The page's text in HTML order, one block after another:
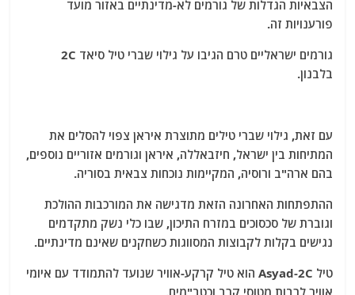
הצבאיות הגדלות של גורמים לא-מדינתיים באזור מועד
פורענויות זה.
גורמים ישראליים טרם הגיבו על גילוי שברי טיל סיאד 2C
בלבנון.
עם זאת, גילוי שברי טילים מתוצרת איראן צפוי להסלים את
המתיחות בין ישראל, חיזבאללה, איראן וגורמים אזוריים נוספים,
בהם ארה"ב ורוסיה, המקיימות נוכחות צבאית בסוריה.
ההתפתחות האחרונה הזאת מדגישה את המורכבות ההולכת
וגוברת של סכסוכים במזרח התיכון, שבו כלי נשק מתקדמים
נגישים בקלות לקבוצות המסווגות כשחקנים שאינם מדינתיים.
טיל Asyad-2C הוא טיל קרקע-אוויר שנועד להתמודד עם איומי
אוויר לרבות מטוסי קרב וכטב"מים.